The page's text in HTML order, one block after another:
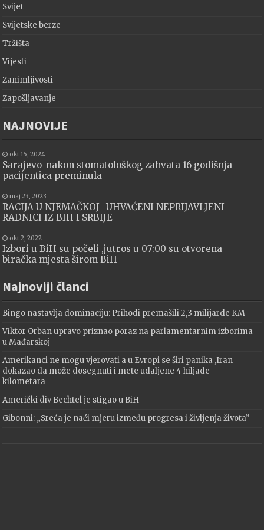
Svijet
Svijetske berze
Tržišta
Vijesti
Zanimljivosti
Zapošljavanje
NAJNOVIJE
okt 15, 2024
Sarajevo-nakon stomatološkog zahvata 16 godišnja
pacijentica preminula
maj 23, 2023
RACIJA U NJEMAČKOJ -UHVAĆENI NEPRIJAVLJENI
RADNICI IZ BIH I SRBIJE
okt 2, 2022
Izbori u BiH su počeli ,jutros u 07:00 su otvorena
biračka mjesta širom BiH
Najnoviji članci
Bingo nastavlja dominaciju: Prihodi premašili 2,3 milijarde KM
Viktor Orban upravo priznao poraz na parlamentarnim izborima
u Mađarskoj
Amerikanci ne mogu vjerovati a u Evropi se širi panika ,Iran
dokazao da može dosegnuti i mete udaljene 4 hiljade
kilometara
Američki div Bechtel je stigao u BiH
Gibonni: „Sreća je naći mjeru između progresa i življenja života”